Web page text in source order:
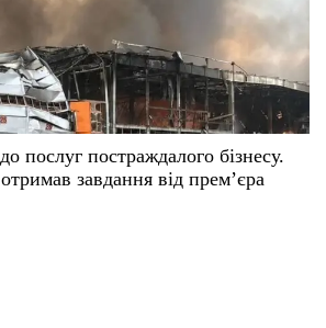
послуг постраждалого бізнесу.
завдання від прем’єра